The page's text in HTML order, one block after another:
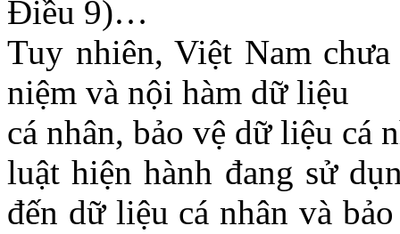
Điều 9)…
Tuy nhiên, Việt Nam
niệm và nội hàm dữ liệu
cá nhân, bảo vệ dữ liệu cá
luật hiện hành đang sử
đến dữ liệu cá nhân và